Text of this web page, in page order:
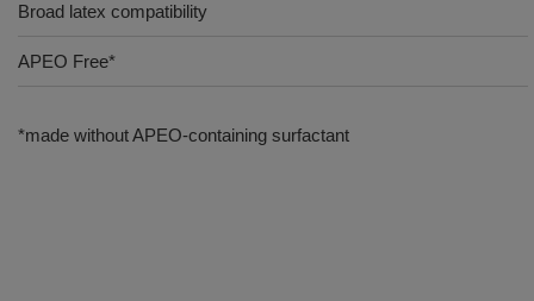
Broad latex compatibility
APEO Free*
*made without APEO-containing surfactant